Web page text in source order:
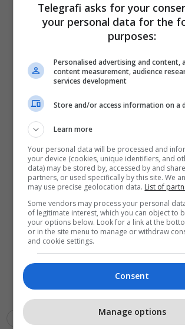
Malësia E Madhe Koplik Shkodër
Telegrafi asks for your
your personal data for the
purposes:
Personalised advertising and content,
content measurement, audience
services development
Store and/or access information on a
Learn more
Your personal data will be processed and
your device (cookies, unique identifiers, and
data) may be stored by, accessed by and
partners, or used specifically by this site. We
may use precise geolocation data. List of
Some vendors may process your personal
of legitimate interest, which you can object to
your options below. Look for a link at the
or in the site menu to manage or withdraw
and cookie settings.
Consent
Manage options